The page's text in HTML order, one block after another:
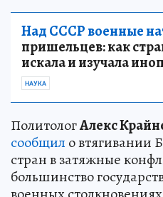
Над СССР военные
пришельцев: как
искала и изучала
НАУКА
ПолитологАлекс
сообщил о втягивании
стран в затяжные
большинство